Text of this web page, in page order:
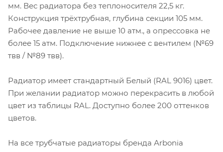
мм. Вес радиатора без теплоносителя 22,5 кг.
Конструкция трёхтрубная, глубина секции 105 мм.
Рабочее давление не выше 10 атм., а опрессовка не
более 15 атм. Подключение нижнее с вентилем (№69
твв / №89 твв).
Радиатор имеет стандартный Белый (RAL 9016) цвет.
При желании радиатор можно перекрасить в любой
цвет из таблицы RAL. Доступно более 200 оттенков
цветов.
На все трубчатые радиаторы бренда Аrbonia